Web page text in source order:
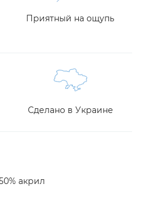
Приятный на ощупь
Сделано в Украине
акрил